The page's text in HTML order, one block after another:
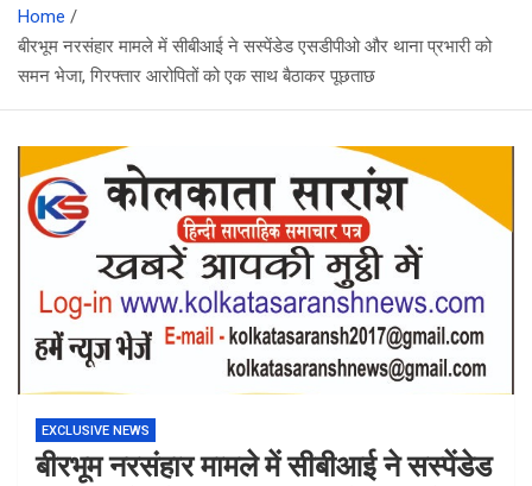
Home
बीरभूम नरसंहार मामले में सीबीआई ने सस्पेंडेड एसडीपीओ और थाना प्रभारी को
समन भेजा, गिरफ्तार आरोपितों को एक साथ बैठाकर पूछताछ
EXCLUSIVE NEWS
बीरभूम नरसंहार मामले में सीबीआई ने सस्पेंडेड